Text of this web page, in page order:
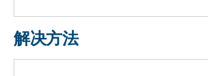
解决方法